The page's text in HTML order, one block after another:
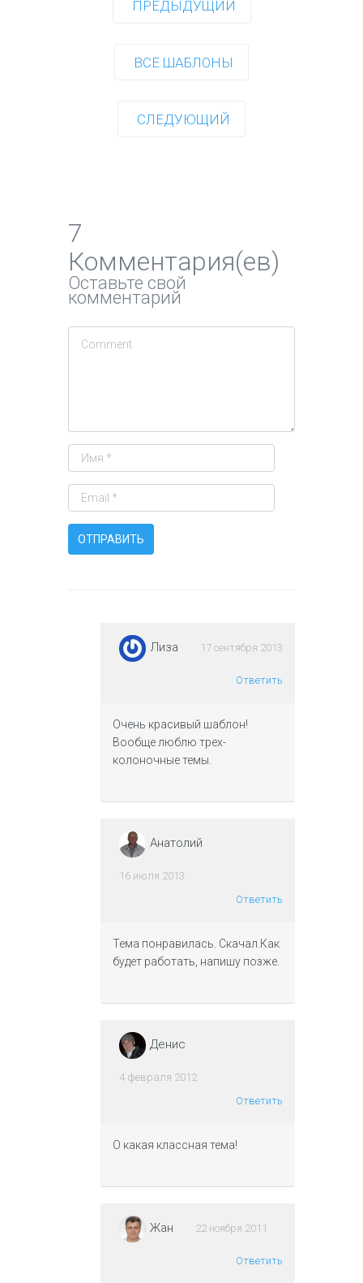
ПРЕДЫДУЩИЙ
ВСЕ ШАБЛОНЫ
СЛЕДУЮЩИЙ
7
Комментария(ев)
Оставьте свой
комментарий
Лиза 17 сентября 2013
Ответить
Очень красивый шаблон!
Вообще люблю трех-
колоночные темы.
Анатолий
16 июля 2013
Ответить
Тема понравилась. Скачал.Как
будет работать, напишу позже.
Денис
4 февраля 2012
Ответить
О какая классная тема!
Жан 22 ноября 2011
Ответить